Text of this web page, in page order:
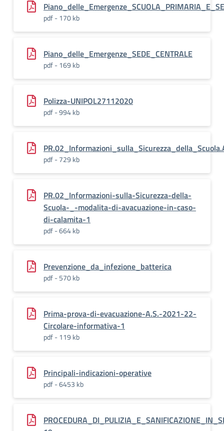
pdf - 170 kb
Piano_delle_Emergenze_SEDE_CENTRALE
pdf - 169 kb
Polizza-UNIPOL27112020
pdf - 994 kb
pdf - 729 kb
PR.02_Informazioni-sulla-Sicurezza-della-
Scuola-_-modalita-di-avacuazione-in-caso-
di-calamita-1
pdf - 664 kb
Prevenzione_da_infezione_batterica
pdf - 570 kb
Prima-prova-di-evacuazione-A.S.-2021-22-
Circolare-informativa-1
pdf - 119 kb
Principali-indicazioni-operative
pdf - 6453 kb